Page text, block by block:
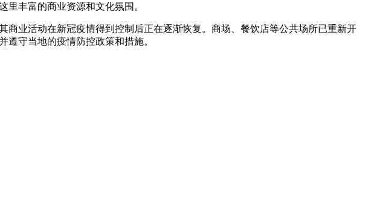
丰富的商业资源和文化氛围。
业活动在新冠疫情得到控制后正在逐渐恢复。商场、餐饮店等公共场所已重新开
守当地的疫情防控政策和措施。